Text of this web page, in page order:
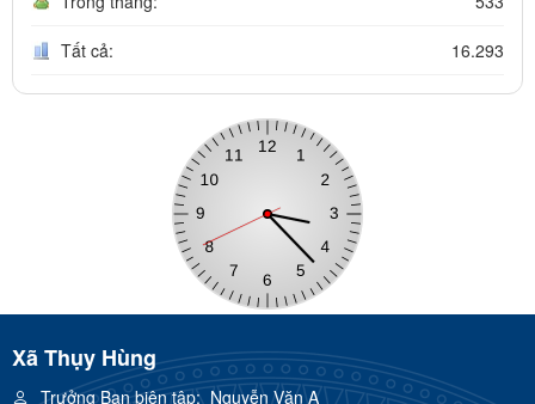
Tất cả: 16.293
Xã Thụy Hùng
Trưởng Ban biên tập:Nguyễn Văn A